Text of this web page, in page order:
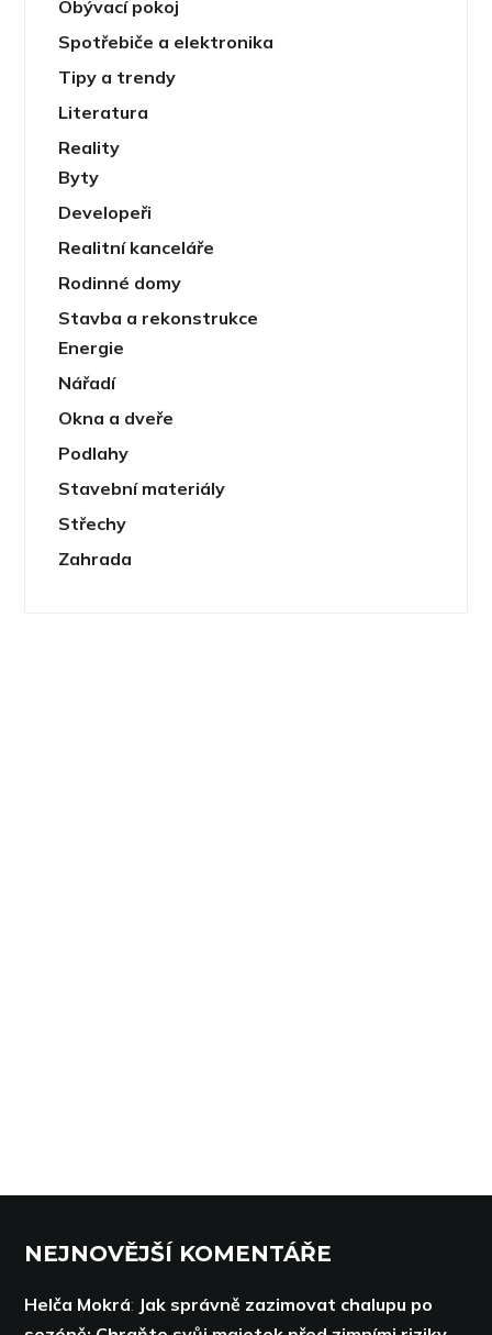
Obývací pokoj
Spotřebiče a elektronika
Tipy a trendy
Literatura
Reality
Byty
Developeři
Realitní kanceláře
Rodinné domy
Stavba a rekonstrukce
Energie
Nářadí
Okna a dveře
Podlahy
Stavební materiály
Střechy
Zahrada
NEJNOVĚJŠÍ KOMENTÁŘE
Helča Mokrá: Jak správně zazimovat chalupu po